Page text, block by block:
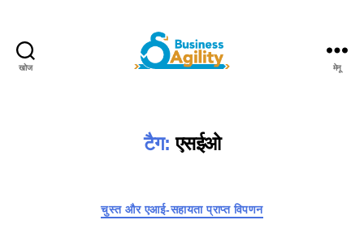
खोज मेनू
टैग: एसईओ
श्रेणियाँ
चुस्त और एआई-सहायता प्राप्त विपणन